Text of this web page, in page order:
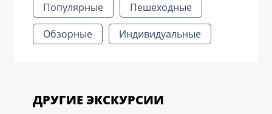
Популярные
Пешеходные
Обзорные
Индивидуальные
ДРУГИЕ ЭКСКУРСИИ